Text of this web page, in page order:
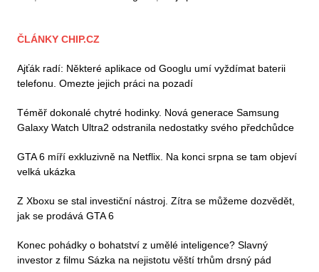
ČLÁNKY CHIP.CZ
Ajťák radí: Některé aplikace od Googlu umí vyždímat baterii
telefonu. Omezte jejich práci na pozadí
Téměř dokonalé chytré hodinky. Nová generace Samsung
Galaxy Watch Ultra2 odstranila nedostatky svého předchůdce
GTA 6 míří exkluzivně na Netflix. Na konci srpna se tam objeví
velká ukázka
Z Xboxu se stal investiční nástroj. Zítra se můžeme dozvědět,
jak se prodává GTA 6
Konec pohádky o bohatství z umělé inteligence? Slavný
investor z filmu Sázka na nejistotu věští trhům drsný pád